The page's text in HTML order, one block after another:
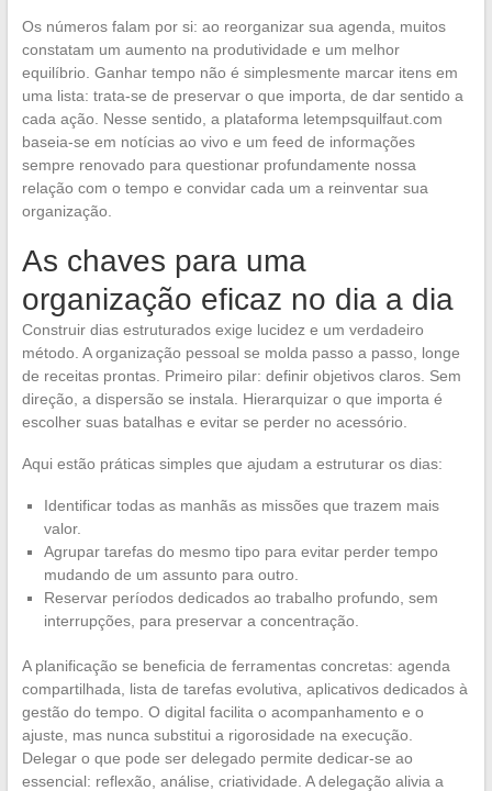
Os números falam por si: ao reorganizar sua agenda, muitos
constatam um aumento na produtividade e um melhor
equilíbrio. Ganhar tempo não é simplesmente marcar itens em
uma lista: trata-se de preservar o que importa, de dar sentido a
cada ação. Nesse sentido, a plataforma letempsquilfaut.com
baseia-se em notícias ao vivo e um feed de informações
sempre renovado para questionar profundamente nossa
relação com o tempo e convidar cada um a reinventar sua
organização.
As chaves para uma
organização eficaz no dia a dia
Construir dias estruturados exige lucidez e um verdadeiro
método. A organização pessoal se molda passo a passo, longe
de receitas prontas. Primeiro pilar: definir objetivos claros. Sem
direção, a dispersão se instala. Hierarquizar o que importa é
escolher suas batalhas e evitar se perder no acessório.
Aqui estão práticas simples que ajudam a estruturar os dias:
Identificar todas as manhãs as missões que trazem mais
valor.
Agrupar tarefas do mesmo tipo para evitar perder tempo
mudando de um assunto para outro.
Reservar períodos dedicados ao trabalho profundo, sem
interrupções, para preservar a concentração.
A planificação se beneficia de ferramentas concretas: agenda
compartilhada, lista de tarefas evolutiva, aplicativos dedicados à
gestão do tempo. O digital facilita o acompanhamento e o
ajuste, mas nunca substitui a rigorosidade na execução.
Delegar o que pode ser delegado permite dedicar-se ao
essencial: reflexão, análise, criatividade. A delegação alivia a